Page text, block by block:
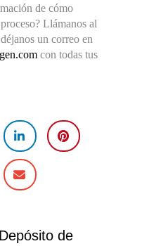
de cómo
Llámanos al
un correo en
con todas tus
Depósito de